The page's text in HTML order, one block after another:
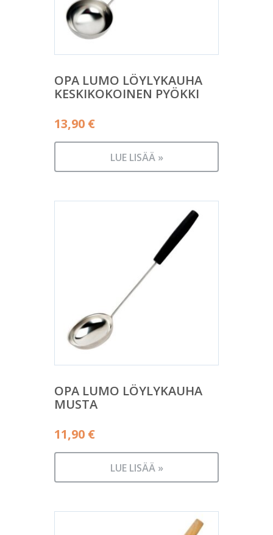
OPA LUMO LÖYLYKAUHA
KESKIKOKOINEN PYÖKKI
13,90 €
LUE LISÄÄ »
OPA LUMO LÖYLYKAUHA
MUSTA
11,90 €
LUE LISÄÄ »